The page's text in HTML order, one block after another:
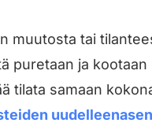
muutosta tai
puretaan ja
tilata samaan